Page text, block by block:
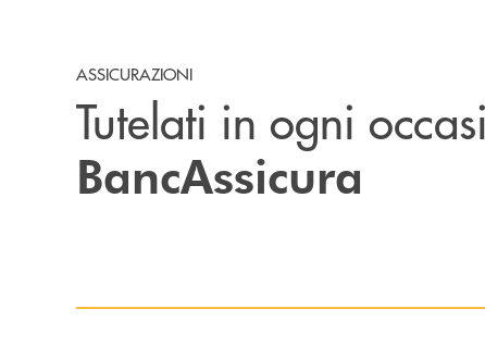
ASSICURAZIONI
Tutelati in ogni
BancAssicura